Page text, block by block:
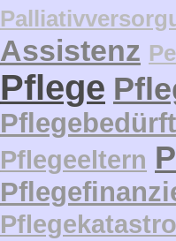
Assistenz
Pflege
Pflegeeltern